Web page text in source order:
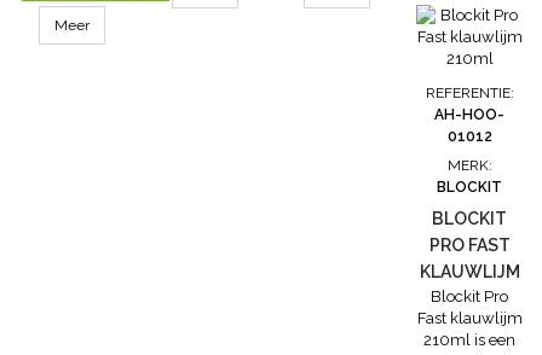
Meer
met Blockit
in die
uitgenomen
kunnen
worden-
flexibel schort
assortiment
vindt u ook
polsbeschermers
voor het
beschermen
van uw...
REFERENTIE:
AH-HOO-
01012
MERK:
BLOCKIT
BLOCKIT
PRO FAST
KLAUWLIJM
210ML
Blockit Pro
Fast klauwlijm
210ml is een